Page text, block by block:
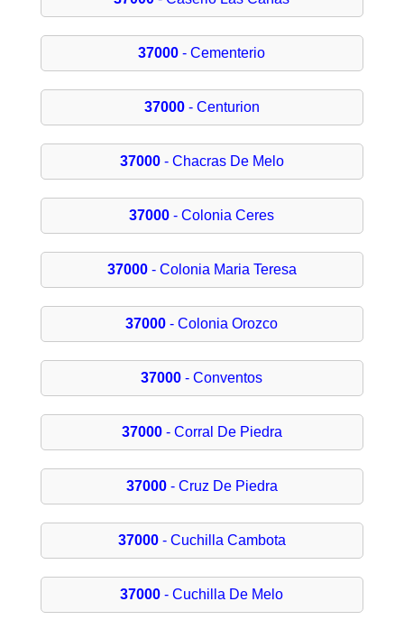
37000 - Cementerio
37000- Centurion
37000- Chacras De Melo
37000 - Colonia Ceres
37000- Colonia Maria Teresa
37000 - Colonia Orozco
37000 - Conventos
37000- Corral De Piedra
37000- Cruz De Piedra
37000- Cuchilla Cambota
37000 - Cuchilla De Melo